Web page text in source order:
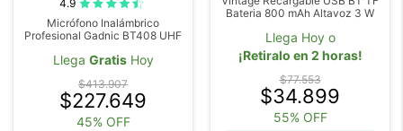
4.9
Micrófono Inalámbrico
Profesional Gadnic BT408 UHF
Llega GratisHoy
$413.907
$227.649
45% OFF
Bateria 800 mAh Altavoz 3 W
Llega Hoy o
¡Retiralo en 2 horas!
$77.553
$34.899
55% OFF